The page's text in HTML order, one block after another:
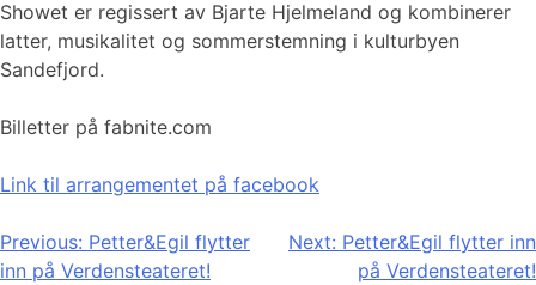
Showet er regissert av Bjarte Hjelmeland og kombinerer
latter, musikalitet og sommerstemning i kulturbyen
Sandefjord.
Billetter på fabnite.com
Link til arrangementet på facebook
Innleggsnavigasjon
Previous: Petter&Egil flytter
inn på Verdensteateret!
Next: Petter&Egil flytter inn
på Verdensteateret!